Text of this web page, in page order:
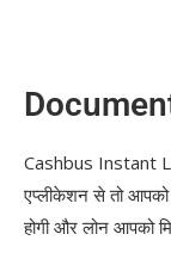
Cashbus Instant
एप्लीकेशन से तो
होगी और लोन आपको